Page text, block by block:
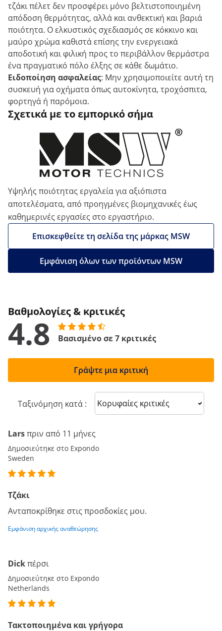
τζάκι πέλετ δεν προσφέρει μόνο βελτιστοποιημένη
απόδοση θερμότητας, αλλά και ανθεκτική και βαριά
ποιότητα. Ο ελκυστικός σχεδιασμός σε κόκκινο και
μαύρο χρώμα καθιστά επίσης την ενεργειακά
αποδοτική και φιλική προς το περιβάλλον θερμάστρα
ένα πραγματικό πόλο έλξης σε κάθε δωμάτιο.
Ειδοποίηση ασφαλείας: Μην χρησιμοποιείτε αυτή τη
συσκευή για οχήματα όπως αυτοκίνητα, τροχόσπιτα,
φορτηγά ή παρόμοια.
Σχετικά με το εμπορικό σήμα
Υψηλής ποιότητας εργαλεία για αξιόπιστα
αποτελέσματα, από προηγμένες βιομηχανικές έως
καθημερινές εργασίες στο εργαστήριο.
Επισκεφθείτε τη σελίδα της μάρκας MSW
Εμφάνιση όλων των προϊόντων MSW
Βαθμολογίες & κριτικές
4.8 Βασισμένο σε 7 κριτικές
Γράψτε μια κριτική
Ταξινόμηση κατά : Sort reviews
Larsπριν από 11 μήνες
Δημοσιεύτηκε στο Expondo
Sweden
Τζάκι
Ανταποκρίθηκε στις προσδοκίες μου.
Εμφάνιση αρχικής αναθεώρησης
Dickπέρσι
Δημοσιεύτηκε στο Expondo
Netherlands
Τακτοποιημένα και γρήγορα